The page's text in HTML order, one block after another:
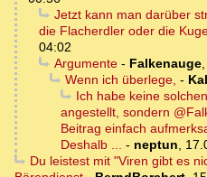
Jetzt kann man darüber
die Flacherdler oder die
04:02
Argumente- Falkenauge,
Wenn ich überlege, -
Ich habe keine
angestellt, sondern
Beitrag einfach
Deshalb ...
- neptun
Du leistest mit "Viren gibt es